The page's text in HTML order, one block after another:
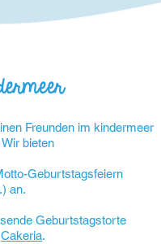
Freunden im kindermeer
bieten
Geburtstagsfeiern
an.
Geburtstagstorte
Cakeria.